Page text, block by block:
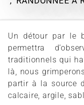
Un détour par le
permettra
traditionnels qui
là, nous
partir à la source
calcaire, argile,